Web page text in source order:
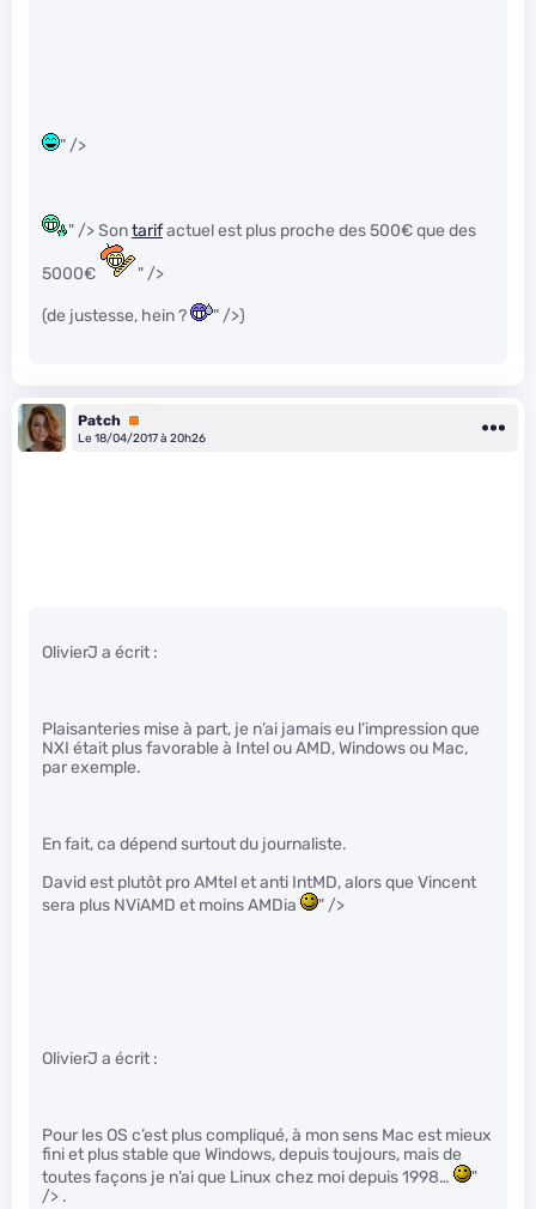
" />
" /> Sontarifactuel est plus proche des 500€ que des
5000€ " />
(de justesse, hein ? " />)
Patch Premium
Le 18/04/2017 à 20h26
OlivierJ a écrit :
Plaisanteries mise à part, je n’ai jamais eu l’impression que
NXI était plus favorable à Intel ou AMD, Windows ou Mac,
par exemple.
En fait, ca dépend surtout du journaliste.
David est plutôt pro AMtel et anti IntMD, alors que Vincent
sera plus NViAMD et moins AMDia
" />
OlivierJ a écrit :
Pour les OS c’est plus compliqué, à mon sens Mac est mieux
fini et plus stable que Windows, depuis toujours, mais de
toutes façons je n’ai que Linux chez moi depuis 1998…
"
/> .